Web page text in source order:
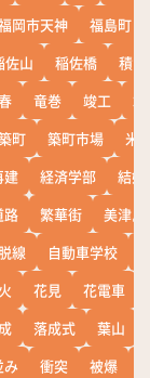
岡市天神
福島町
佐山 稲佐橋
積雪
竜巻 竣工
町 築町市場
米
建 経済学部
結婚
路 繁華街
美津島
線 自動車学校
花見 花電車
落成式 葉山
み 衝突 被爆